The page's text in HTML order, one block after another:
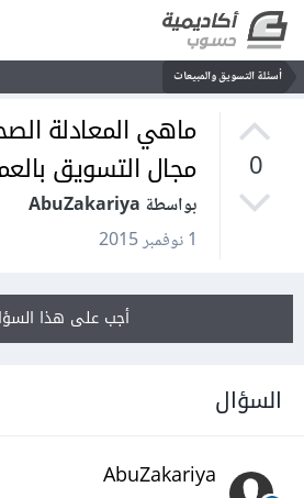
أسئلة التسويق والمبيعات
0
ماهي المعادلة
مجال التسويق
بواسطة AbuZakariya
1 نوفمبر 2015
أجب على هذا
السؤال
AbuZakariya